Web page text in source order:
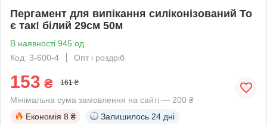
Пергамент для випікання силіконізований То
є так! білий 29см 50м
В наявності 945 од.
Код: 3-600-4
Опт і роздріб
153 ₴ 161 ₴
Мінімальна сума замовлення на сайті — 200 ₴
Економія 8 ₴ Залишилось 24 дні